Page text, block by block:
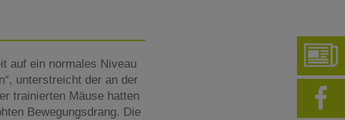
auf ein normales Niveau
unterstreicht der an der
trainierten Mäuse hatten
Bewegungsdrang. Die